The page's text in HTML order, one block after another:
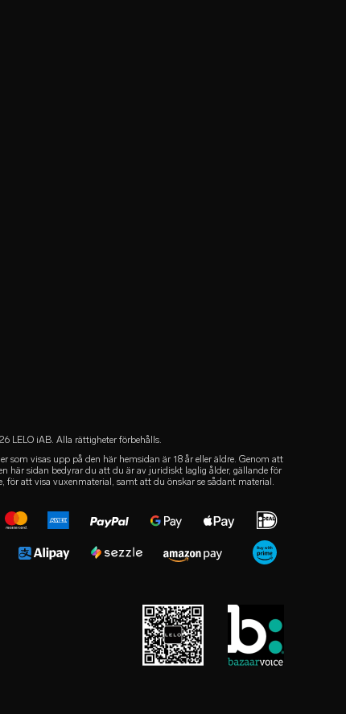
LELO iAB. Alla rättigheter förbehålls.
som visas upp på den här hemsidan är 18 år eller äldre. Genom att
här sidan bedyrar du att du är av juridiskt laglig ålder, gällande för
för att visa vuxenmaterial, samt att du önskar se sådant material.